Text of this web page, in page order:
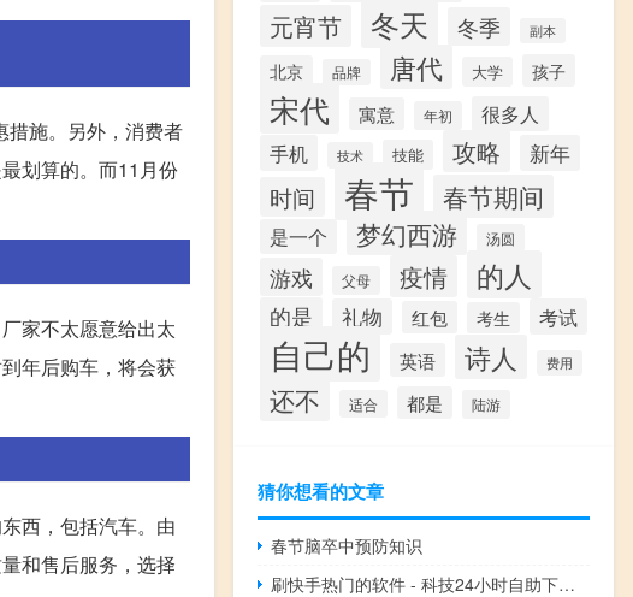
措施。另外，消费者
划算的。而11月份
家不太愿意给出太
年后购车，将会获
西，包括汽车。由
和售后服务，选择
元宵节 冬天 冬季 副本
北京 品牌 唐代 大学 孩子
宋代 寓意 年初 很多人
手机 技术 技能 攻略 新年
时间 春节 春节期间
是一个 梦幻西游 汤圆
游戏 父母 疫情 的人
的是 礼物 红包 考生 考试
自己的 英语 诗人 费用
还不 适合 都是 陆游
猜你想看的文章
春节脑卒中预防知识
刷快手热门的软件 - 科技24小时自助下单平台